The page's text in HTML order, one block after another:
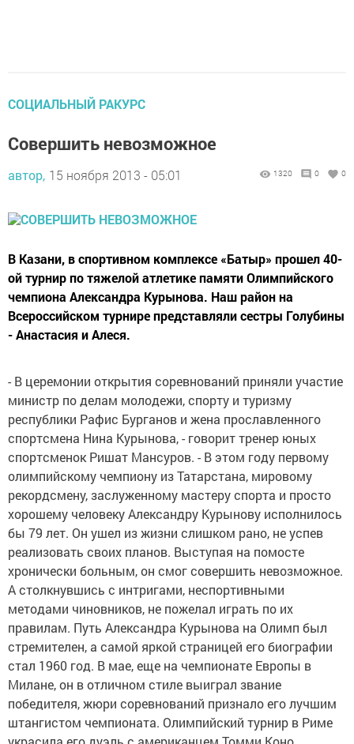
СОЦИАЛЬНЫЙ РАКУРС
Совершить невозможное
автор, 15 ноября 2013 - 05:01 1320 0 0
В Казани, в спортивном комплексе «Батыр» прошел 40-
ой турнир по тяжелой атлетике памяти Олимпийского
чемпиона Александра Курынова. Наш район на
Всероссийском турнире представляли сестры Голубины
- Анастасия и Алеся.
- В церемонии открытия соревнований приняли участие
министр по делам молодежи, спорту и туризму
республики Рафис Бурганов и жена прославленного
спортсмена Нина Курынова, - говорит тренер юных
спортсменок Ришат Мансуров. - В этом году первому
олимпийскому чемпиону из Татарстана, мировому
рекордсмену, заслуженному мастеру спорта и просто
хорошему человеку Александру Курынову исполнилось
бы 79 лет. Он ушел из жизни слишком рано, не успев
реализовать своих планов. Выступая на помосте
хронически больным, он смог совершить невозможное.
А столкнувшись с интригами, неспортивными
методами чиновников, не пожелал играть по их
правилам. Путь Александра Курынова на Олимп был
стремителен, а самой яркой страницей его биографии
стал 1960 год. В мае, еще на чемпионате Европы в
Милане, он в отличном стиле выиграл звание
победителя, жюри соревнований признало его лучшим
штангистом чемпионата. Олимпийский турнир в Риме